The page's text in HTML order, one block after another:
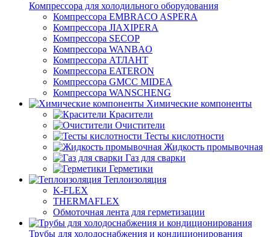
Компрессора для холодильного оборудования
Компрессора EMBRACO ASPERA
Компрессора JIAXIPERA
Компрессора SECOP
Компрессора WANBAO
Компрессора АТЛАНТ
Компрессора EATERON
Компрессора GMCC MIDEA
Компрессора WANSCHENG
Химические компоненты
Красители
Очистители
Тесты кислотности
Жидкость промывочная
Газ для сварки
Герметики
Теплоизоляция
K-FLEX
THERMAFLEX
Обмоточная лента для герметизации
Трубы для холодоснабжения и кондиционирования